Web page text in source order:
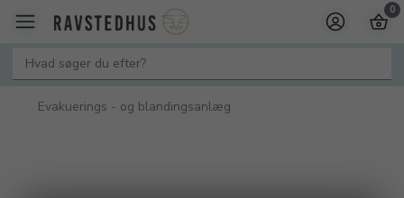
0
Evakuerings - og blandingsanlæg